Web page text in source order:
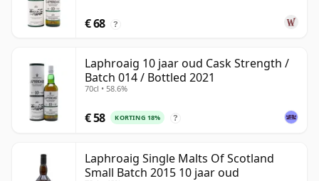
€ 68 ?
Laphroaig 10 jaar oud Cask Strength /
Batch 014 / Bottled 2021
70cl • 58.6%
€ 58 KORTING 18% ?
Laphroaig Single Malts Of Scotland
Small Batch 2015 10 jaar oud